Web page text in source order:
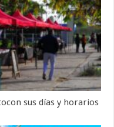
sus días y horarios